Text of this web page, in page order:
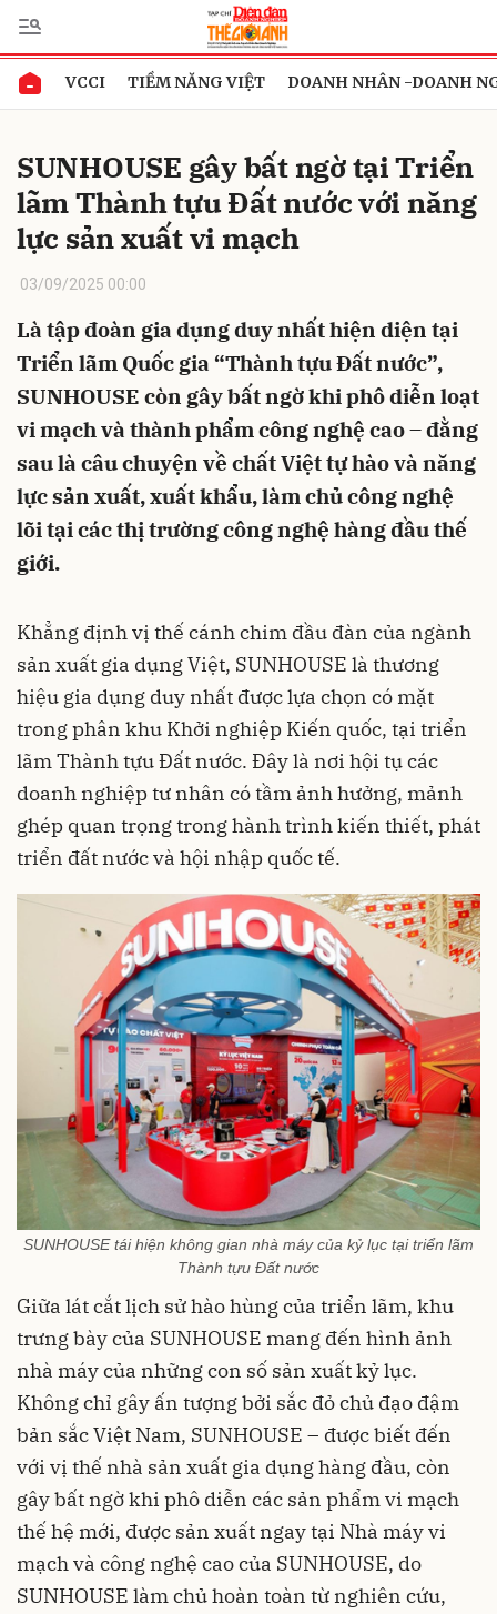
VCCI TIỀM NĂNG VIỆT DOANH NHÂN -DOANH
SUNHOUSE gây bất ngờ tại Triển
lãm Thành tựu Đất nước với năng
lực sản xuất vi mạch
03/09/2025 00:00
Là tập đoàn gia dụng duy nhất hiện diện tại
Triển lãm Quốc gia “Thành tựu Đất nước”,
SUNHOUSE còn gây bất ngờ khi phô diễn loạt
vi mạch và thành phẩm công nghệ cao – đằng
sau là câu chuyện về chất Việt tự hào và năng
lực sản xuất, xuất khẩu, làm chủ công nghệ
lõi tại các thị trường công nghệ hàng đầu thế
giới.
Khẳng định vị thế cánh chim đầu đàn của ngành
sản xuất gia dụng Việt, SUNHOUSE là thương
hiệu gia dụng duy nhất được lựa chọn có mặt
trong phân khu Khởi nghiệp Kiến quốc, tại triển
lãm Thành tựu Đất nước. Đây là nơi hội tụ các
doanh nghiệp tư nhân có tầm ảnh hưởng, mảnh
ghép quan trọng trong hành trình kiến thiết, phát
triển đất nước và hội nhập quốc tế.
SUNHOUSE tái hiện không gian nhà máy của kỷ lục tại triển lãm
Thành tựu Đất nước
Giữa lát cắt lịch sử hào hùng của triển lãm, khu
trưng bày của SUNHOUSE mang đến hình ảnh
nhà máy của những con số sản xuất kỷ lục.
Không chỉ gây ấn tượng bởi sắc đỏ chủ đạo đậm
bản sắc Việt Nam, SUNHOUSE – được biết đến
với vị thế nhà sản xuất gia dụng hàng đầu, còn
gây bất ngờ khi phô diễn các sản phẩm vi mạch
thế hệ mới, được sản xuất ngay tại Nhà máy vi
mạch và công nghệ cao của SUNHOUSE, do
SUNHOUSE làm chủ hoàn toàn từ nghiên cứu,
Gửi bình luận
Hủy Gửi